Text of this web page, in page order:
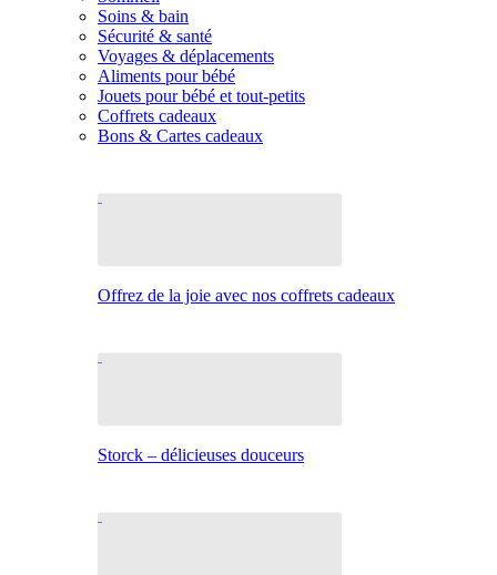
Soins & bain
Sécurité & santé
Voyages & déplacements
Aliments pour bébé
Jouets pour bébé et tout-petits
Coffrets cadeaux
Bons & Cartes cadeaux
Offrez de la joie avec nos coffrets cadeaux
Storck – délicieuses douceurs